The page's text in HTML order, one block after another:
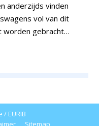
anderzijds vinden
vol van dit
worden gebracht…
EURIB
Sitemap